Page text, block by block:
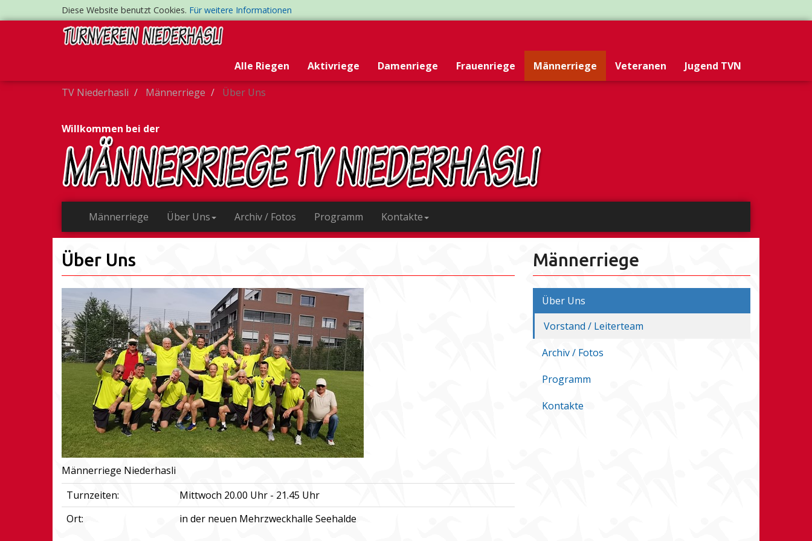
Diese Website benutzt Cookies. Für weitere Informationen
Alle Riegen Aktivriege Damenriege Frauenriege Männerriege Veteranen
Jugend TVN
TV Niederhasli
Männerriege Über Uns
Willkommen bei der
Männerriege Über Uns Archiv / Fotos Programm Kontakte
Über Uns
Männerriege Niederhasli
Turnzeiten:
Mittwoch 20.00 Uhr - 21.45 Uhr
Ort:
in der neuen Mehrzweckhalle Seehalde
Männerriege
Über Uns
Vorstand / Leiterteam
Archiv / Fotos
Programm
Kontakte